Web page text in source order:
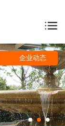
企业动态